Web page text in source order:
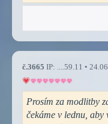
č.3665 IP: ....59.11 •
Prosím za modlitby
čekáme v lednu,